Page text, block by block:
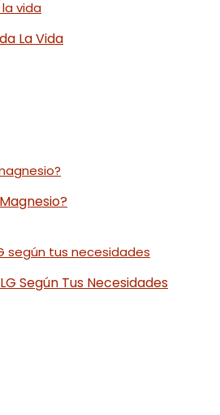
La Vida
Según Tus Necesidades